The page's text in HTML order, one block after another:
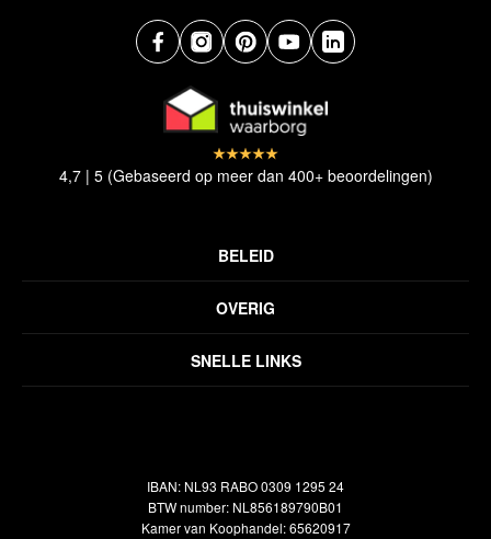
SNELLE LINKS
OVERIG
Inspiratie
Veelgestelde vragen
BELEID
Disclaimer
Verzendbeleid
4,7 | 5 (Gebaseerd op meer dan 400+ beoordelingen)
IBAN: NL93 RABO 0309 1295 24
BTW number: NL856189790B01
Kamer van Koophandel: 65620917